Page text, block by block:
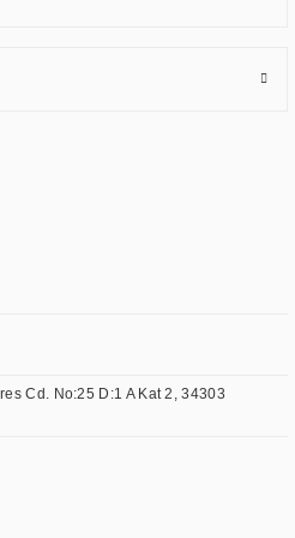
Cd. No:25 D:1 A Kat 2, 34303